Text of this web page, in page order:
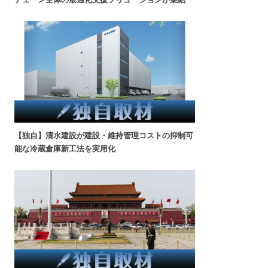
【独自】清水建設が建設・維持管理コストの抑制可
能な冷蔵倉庫新工法を実用化